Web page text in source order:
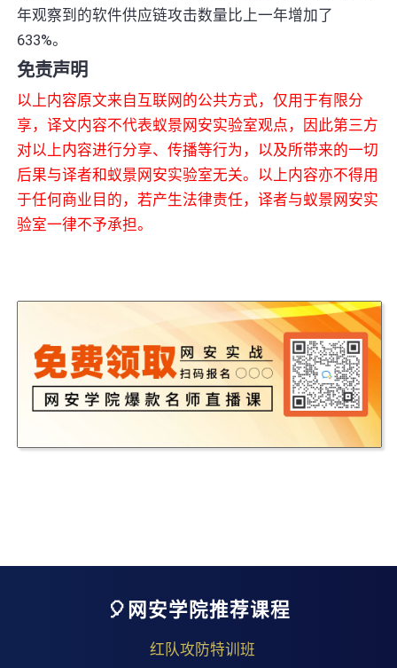
年观察到的软件供应链攻击数量比上一年增加了
633%。
免责声明
以上内容原文来自互联网的公共方式，仅用于有限分
享，译文内容不代表蚁景网安实验室观点，因此第三方
对以上内容进行分享、传播等行为，以及所带来的一切
后果与译者和蚁景网安实验室无关。以上内容亦不得用
于任何商业目的，若产生法律责任，译者与蚁景网安实
验室一律不予承担。
🎈网安学院推荐课程
红队攻防特训班